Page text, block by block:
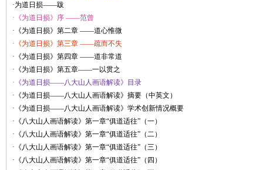
·为道日损——跋
·《为道日损》序 ——范曾
·《为道日损》第二章 ——道心惟微
·《为道日损》第三章 ——疏而不失
·《为道日损》第四章 ——道非常道
·《为道日损》第五章——一以贯之
·《为道日损——八大山人画语解读》目录
·《为道日损——八大山人画语解读》摘要（中英文）
·《为道日损——八大山人画语解读》学术创新情况概要
·《八大山人画语解读》第一章“俱道适往”（一）
·《八大山人画语解读》第一章“俱道适往”（二）
·《八大山人画语解读》第一章“俱道适往”（三）
·《八大山人画语解读》第一章“俱道适往”（四）